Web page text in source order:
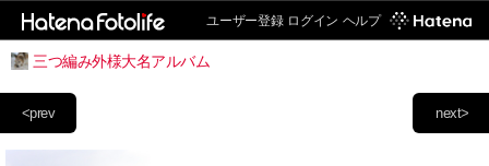
ユーザー登録 ログイン ヘルプ
三つ編み外様大名アルバム
next>
<prev